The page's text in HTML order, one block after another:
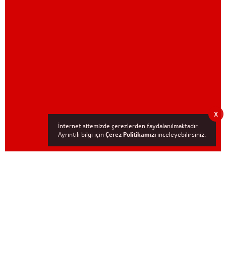
X
İnternet sitemizde çerezlerden faydalanılmaktadır.
Ayrıntılı bilgi içinÇerez Politikamızıinceleyebilirsiniz.